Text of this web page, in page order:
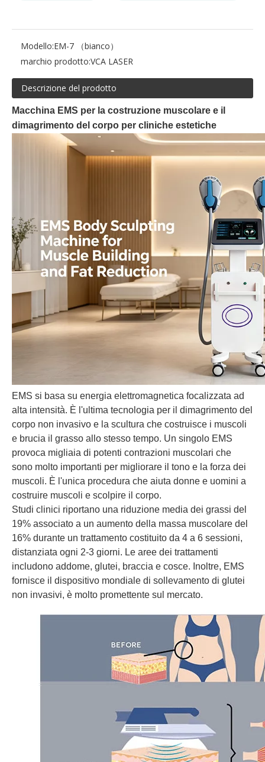
Modello:EM-7 （bianco）
marchio prodotto:VCA LASER
Descrizione del prodotto
Macchina EMS per la costruzione muscolare e il
dimagrimento del corpo per cliniche estetiche
EMS si basa su energia elettromagnetica focalizzata ad
alta intensità. È l'ultima tecnologia per il dimagrimento del
corpo non invasivo e la scultura che costruisce i muscoli
e brucia il grasso allo stesso tempo. Un singolo EMS
provoca migliaia di potenti contrazioni muscolari che
sono molto importanti per migliorare il tono e la forza dei
muscoli. È l'unica procedura che aiuta donne e uomini a
costruire muscoli e scolpire il corpo.
Studi clinici riportano una riduzione media dei grassi del
19% associato a un aumento della massa muscolare del
16% durante un trattamento costituito da 4 a 6 sessioni,
distanziata ogni 2-3 giorni. Le aree dei trattamenti
includono addome, glutei, braccia e cosce. Inoltre, EMS
fornisce il dispositivo mondiale di sollevamento di glutei
non invasivi, è molto promettente sul mercato.